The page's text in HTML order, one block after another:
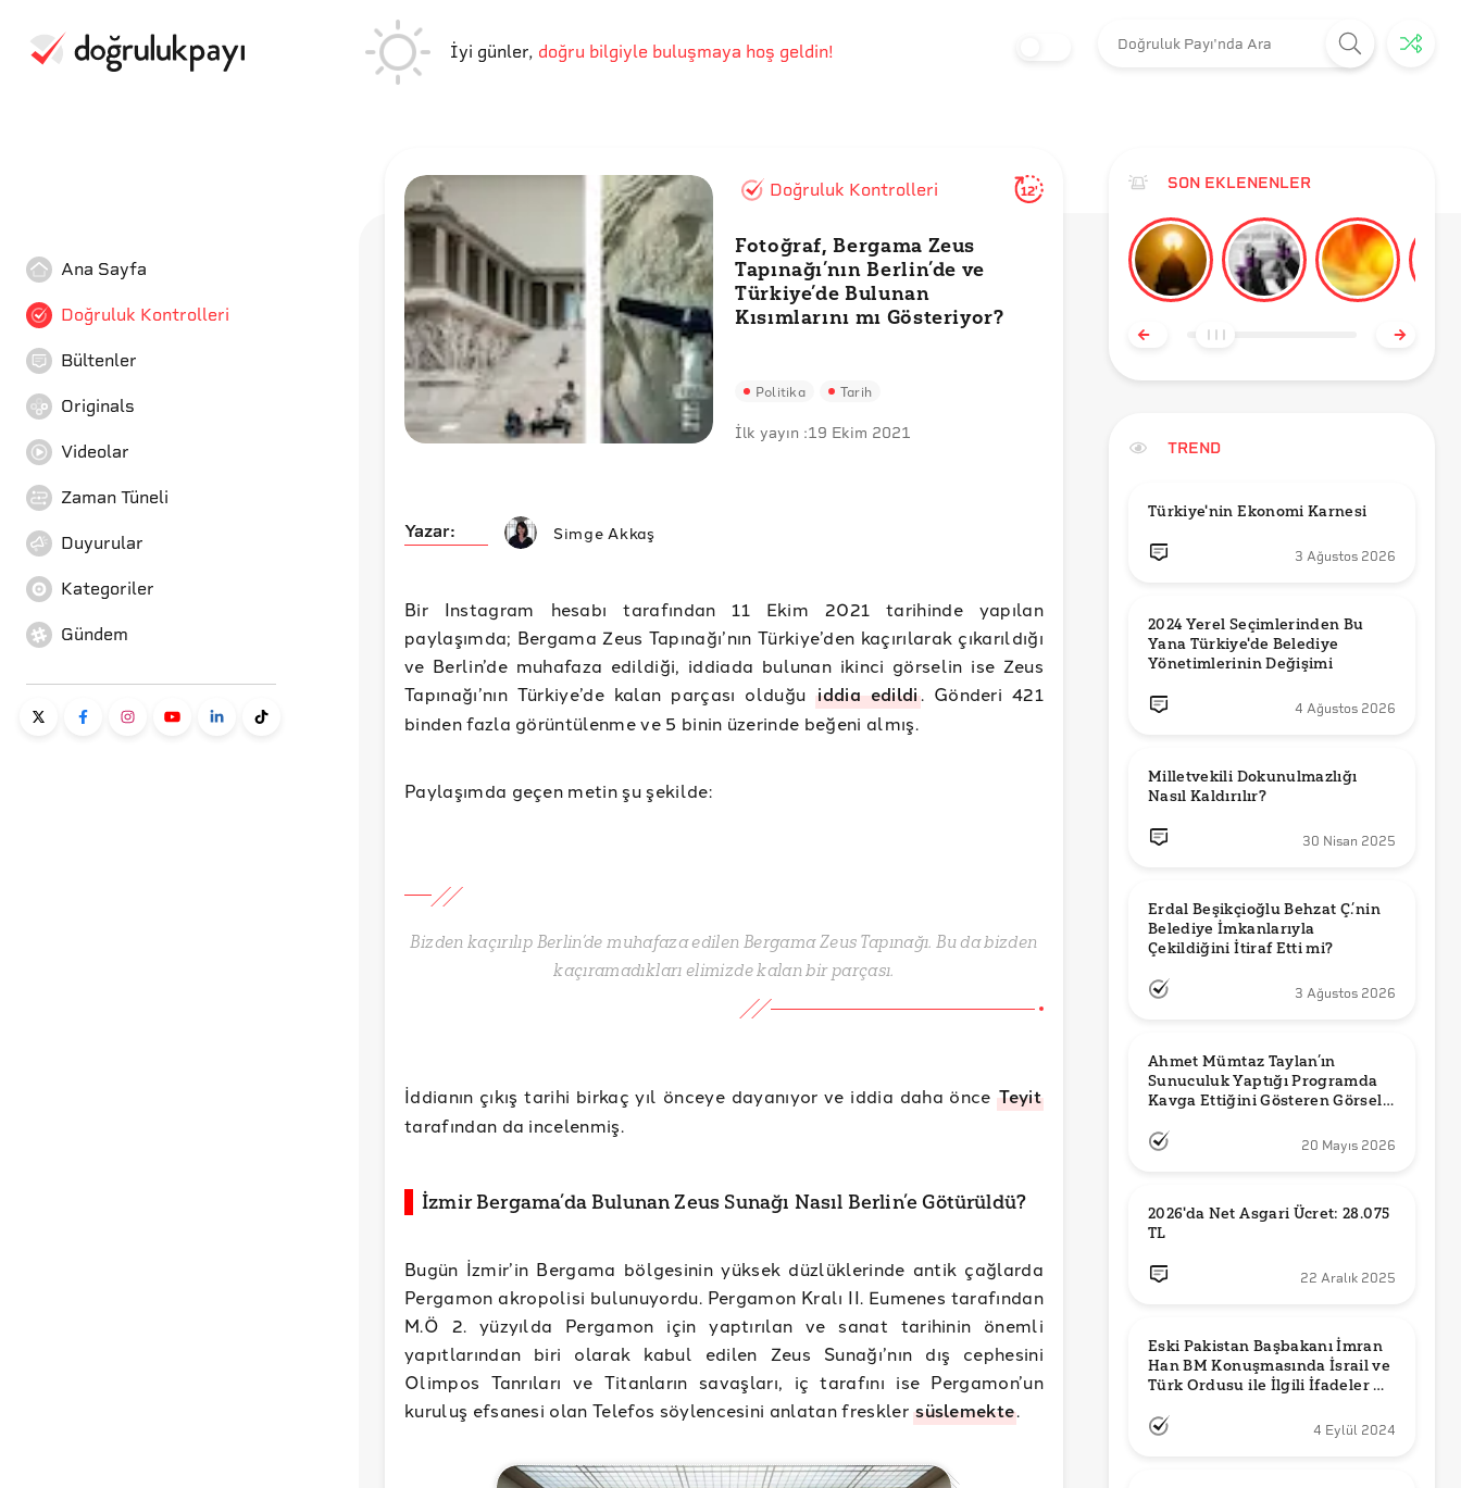
İyi günler, doğru bilgiyle buluşmaya hoş geldin!
Ana Sayfa
Doğruluk Kontrolleri
Bültenler
Originals
Videolar
Zaman Tüneli
Duyurular
Kategoriler
Gündem
Doğruluk Kontrolleri 12'
Fotoğraf, Bergama Zeus
Tapınağı’nın Berlin’de ve
Türkiye’de Bulunan
Kısımlarını mı Gösteriyor?
Politika Tarih
İlk yayın :19 Ekim 2021
Yazar: Simge Akkaş
Bir Instagram hesabı tarafından 11 Ekim 2021 tarihinde yapılan
paylaşımda; Bergama Zeus Tapınağı’nın Türkiye’den kaçırılarak çıkarıldığı
ve Berlin’de muhafaza edildiği, iddiada bulunan ikinci görselin ise Zeus
Tapınağı’nın Türkiye’de kalan parçası olduğuiddia edildi. Gönderi 421
binden fazla görüntülenme ve 5 binin üzerinde beğeni almış.
Paylaşımda geçen metin şu şekilde:
Bizden kaçırılıp Berlin’de muhafaza edilen Bergama Zeus Tapınağı. Bu da bizden
kaçıramadıkları elimizde kalan bir parçası.
İddianın çıkış tarihi birkaç yıl önceye dayanıyor ve iddia daha önceTeyit
tarafından da incelenmiş.
İzmir Bergama’da Bulunan Zeus Sunağı Nasıl Berlin’e Götürüldü?
Bugün İzmir’in Bergama bölgesinin yüksek düzlüklerinde antik çağlarda
Pergamon akropolisi bulunuyordu. Pergamon Kralı II. Eumenes tarafından
M.Ö 2. yüzyılda Pergamon için yaptırılan ve sanat tarihinin önemli
yapıtlarından biri olarak kabul edilen Zeus Sunağı’nın dış cephesini
Olimpos Tanrıları ve Titanların savaşları, iç tarafını ise Pergamon’un
kuruluş efsanesi olan Telefos söylencesini anlatan fresklersüslemekte.
SON EKLENENLER
TREND
Türkiye'nin Ekonomi Karnesi
3 Ağustos 2026
2024 Yerel Seçimlerinden Bu
Yana Türkiye'de Belediye
Yönetimlerinin Değişimi
4 Ağustos 2026
Milletvekili Dokunulmazlığı
Nasıl Kaldırılır?
30 Nisan 2025
Erdal Beşikçioğlu Behzat Ç.’nin
Belediye İmkanlarıyla
3 Ağustos 2026
Ahmet Mümtaz Taylan’ın
Sunuculuk Yaptığı Programda
Kavga Ettiğini Gösteren Görsel
20 Mayıs 2026
2026'da Net Asgari Ücret: 28.075
TL
22 Aralık 2025
Eski Pakistan Başbakanı İmran
Han BM Konuşmasında İsrail ve
Türk Ordusu ile İlgili İfadeler mi
4 Eylül 2024